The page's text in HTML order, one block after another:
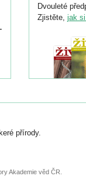
Dvouleté
Zjistěte, jak
přírody.
Akademie věd ČR.